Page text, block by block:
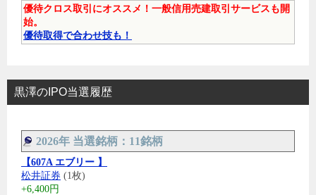
優待クロス取引にオススメ！一般信用売建取引サービスも開
始。
優待取得で合わせ技も！
黒澤のIPO当選履歴
2026年 当選銘柄：11銘柄
【607A エブリー 】
松井証券 (1枚)
+6,400円